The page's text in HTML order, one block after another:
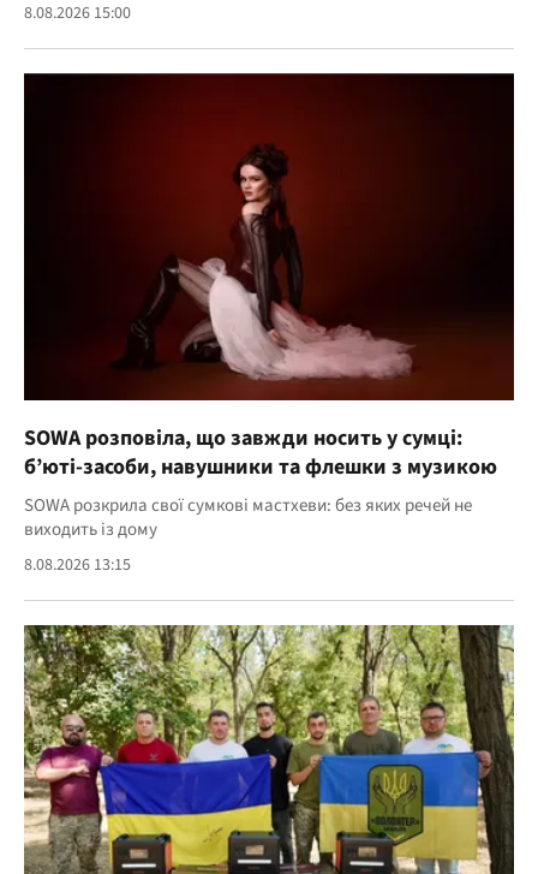
8.08.2026 15:00
SOWA розповіла, що завжди носить у сумці:
б’юті-засоби, навушники та флешки з музикою
SOWA розкрила свої сумкові мастхеви: без яких речей не
виходить із дому
8.08.2026 13:15